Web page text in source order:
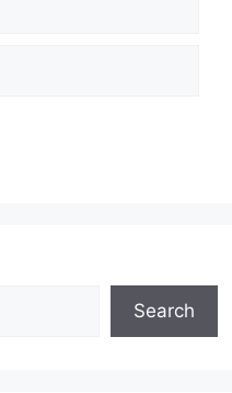
Search